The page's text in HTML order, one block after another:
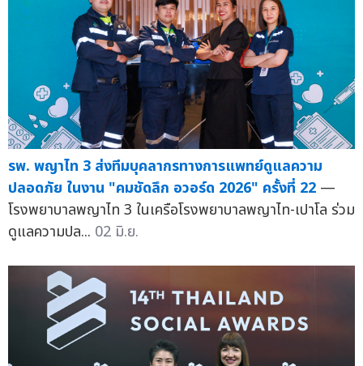
รพ. พญาไท 3 ส่งทีมบุคลากรทางการแพทย์ดูแลความ
ปลอดภัย ในงาน "คมชัดลึก อวอร์ด 2026" ครั้งที่ 22 —
โรงพยาบาลพญาไท 3 ในเครือโรงพยาบาลพญาไท-เปาโล ร่วม
ดูแลความปล... 02 มิ.ย.